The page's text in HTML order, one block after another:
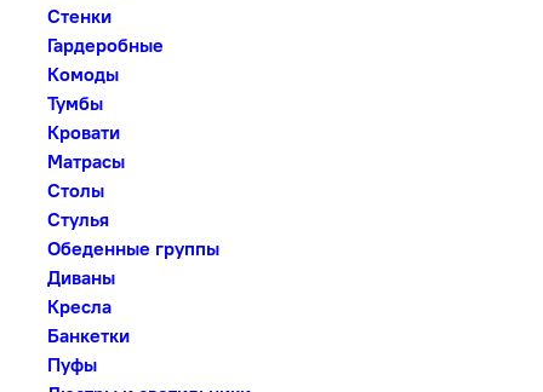
Стенки
Гардеробные
Комоды
Тумбы
Кровати
Матрасы
Столы
Стулья
Обеденные группы
Диваны
Кресла
Банкетки
Пуфы